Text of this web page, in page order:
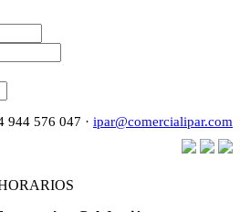
944 576 047 · ipar@comercialipar.com